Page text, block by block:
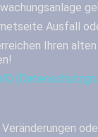
Ausfall
Ihren